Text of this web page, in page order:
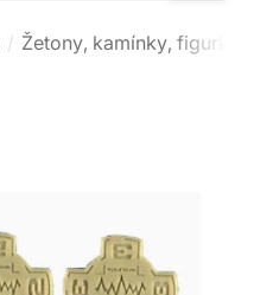
Žetony, kamínky, figurky